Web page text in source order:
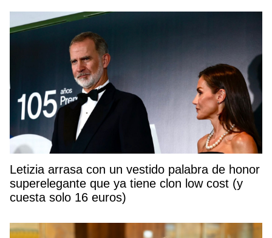
Letizia arrasa con un vestido palabra de honor
superelegante que ya tiene clon low cost (y
cuesta solo 16 euros)